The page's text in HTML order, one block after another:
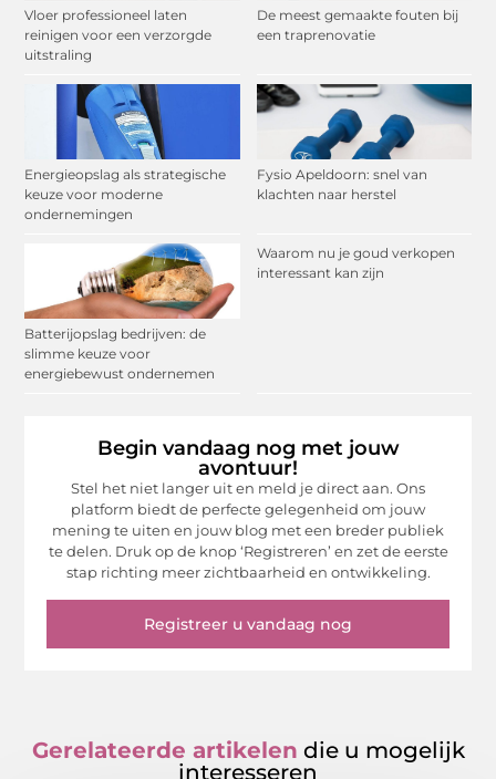
Vloer professioneel laten
reinigen voor een verzorgde
uitstraling
De meest gemaakte fouten bij
een traprenovatie
Energieopslag als strategische
keuze voor moderne
ondernemingen
Fysio Apeldoorn: snel van
klachten naar herstel
Batterijopslag bedrijven: de
slimme keuze voor
energiebewust ondernemen
Waarom nu je goud verkopen
interessant kan zijn
Begin vandaag nog met jouw
avontuur!
Stel het niet langer uit en meld je direct aan. Ons
platform biedt de perfecte gelegenheid om jouw
mening te uiten en jouw blog met een breder publiek
te delen. Druk op de knop ‘Registreren’ en zet de eerste
stap richting meer zichtbaarheid en ontwikkeling.
Registreer u vandaag nog
Gerelateerde artikelen die u mogelijk
interesseren